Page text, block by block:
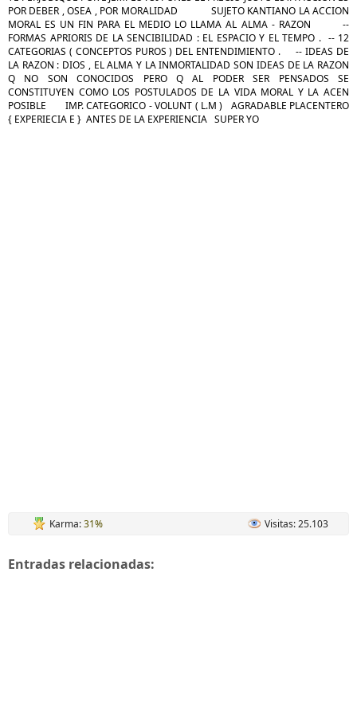
POR DEBER , OSEA , POR MORALIDAD SUJETO KANTIANO LA ACCION
MORAL ES UN FIN PARA EL MEDIO LO LLAMA AL ALMA - RAZON --
FORMAS APRIORIS DE LA SENCIBILIDAD : EL ESPACIO Y EL TEMPO . -- 12
CATEGORIAS ( CONCEPTOS PUROS ) DEL ENTENDIMIENTO . -- IDEAS DE
LA RAZON : DIOS , EL ALMA Y LA INMORTALIDAD SON IDEAS DE LA RAZON
Q NO SON CONOCIDOS PERO Q AL PODER SER PENSADOS SE
CONSTITUYEN COMO LOS POSTULADOS DE LA VIDA MORAL Y LA ACEN
POSIBLE IMP. CATEGORICO - VOLUNT ( L.M ) AGRADABLE PLACENTERO
{ EXPERIECIA E } ANTES DE LA EXPERIENCIA SUPER YO
Karma:31% Visitas: 25.103
Entradas relacionadas: